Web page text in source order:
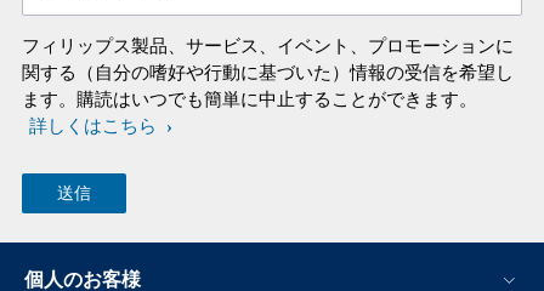
フィリップス製品、サービス、イベント、プロモーションに
関する（自分の嗜好や行動に基づいた）情報の受信を希望し
ます。購読はいつでも簡単に中止することができます。
詳しくはこちら
個人のお客様